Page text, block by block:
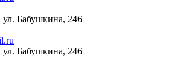
ул. Бабушкина, 246
ул. Бабушкина, 246